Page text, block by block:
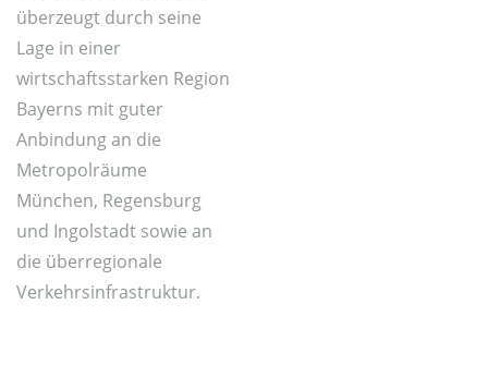
überzeugt durch seine
Lage in einer
wirtschaftsstarken Region
Bayerns mit guter
Anbindung an die
Metropolräume
München, Regensburg
und Ingolstadt sowie an
die überregionale
Verkehrsinfrastruktur.